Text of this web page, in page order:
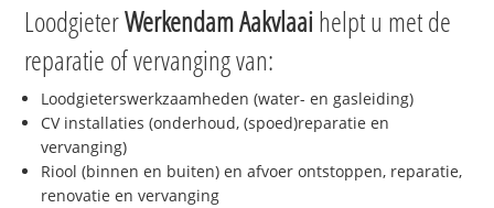
LoodgieterWerkendam Aakvlaaihelpt u met de
reparatie of vervanging van:
Loodgieterswerkzaamheden (water- en gasleiding)
CV installaties (onderhoud, (spoed)reparatie en
vervanging)
Riool (binnen en buiten) en afvoer ontstoppen, reparatie,
renovatie en vervanging